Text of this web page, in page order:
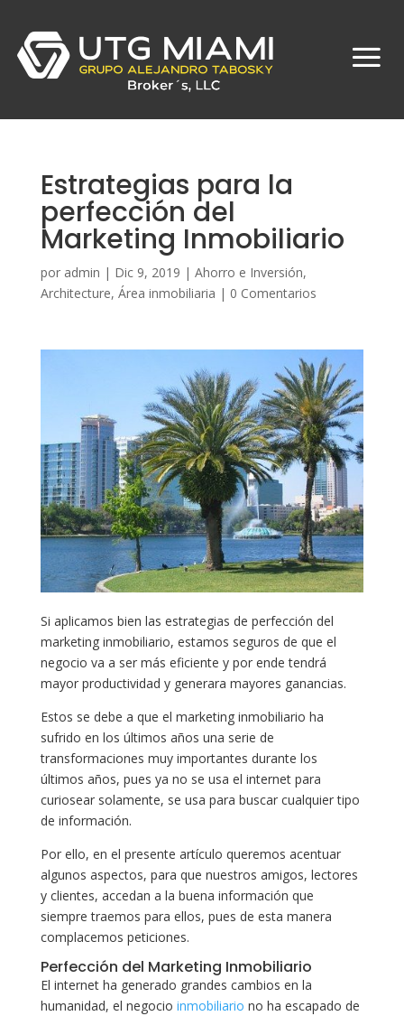
Estrategias para la
perfección del
Marketing Inmobiliario
por admin | Dic 9, 2019 | Ahorro e Inversión,
Architecture, Área inmobiliaria | 0 Comentarios
Si aplicamos bien las estrategias de perfección del
marketing inmobiliario, estamos seguros de que el
negocio va a ser más eficiente y por ende tendrá
mayor productividad y generara mayores ganancias.
Estos se debe a que el marketing inmobiliario ha
sufrido en los últimos años una serie de
transformaciones muy importantes durante los
últimos años, pues ya no se usa el internet para
curiosear solamente, se usa para buscar cualquier tipo
de información.
Por ello, en el presente artículo queremos acentuar
algunos aspectos, para que nuestros amigos, lectores
y clientes, accedan a la buena información que
siempre traemos para ellos, pues de esta manera
complacemos peticiones.
Perfección del Marketing Inmobiliario
El internet ha generado grandes cambios en la
humanidad, el negocio inmobiliario no ha escapado de